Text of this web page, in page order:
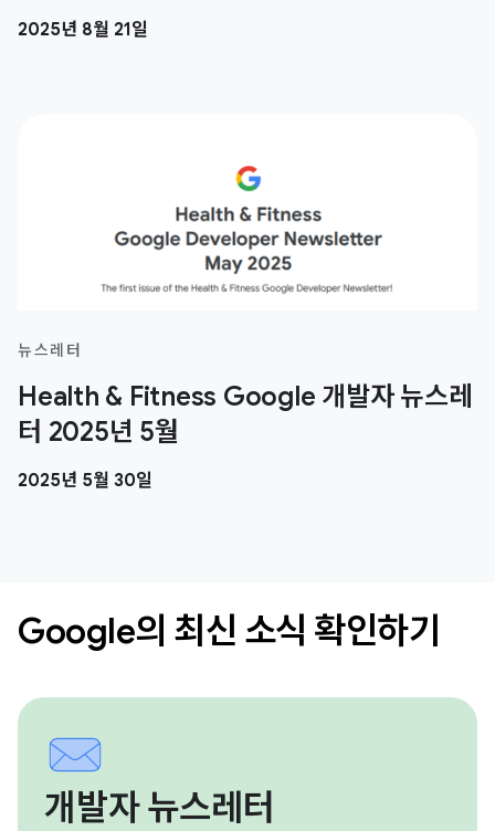
2025년 8월 21일
뉴스레터
Health & Fitness Google 개발자 뉴스레
터 2025년 5월
2025년 5월 30일
Google의 최신 소식 확인하기
개발자 뉴스레터